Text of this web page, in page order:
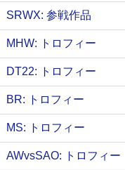
SRWX: 参戦作品
MHW: トロフィー
DT22: トロフィー
BR: トロフィー
MS: トロフィー
AWvsSAO: トロフィー